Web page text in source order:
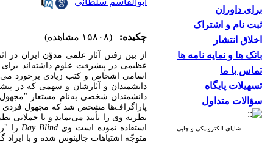
برای داوران
ثبت نام و اشتراک
اخلاق انتشار
بانک ها و نمایه نامه ها
تماس با ما
تسهیلات پایگاه
سؤالات متداول
شاپای الکترونیکی و چاپی
چکیده: (۱۵۸۰۸ مشاهده)
از بین‌‌ رفتن آثار علمی مدوّن ایران در
‌عظیمی در پیشرفت علوم داشته‌اند برای
اسامی اشخاص و کتب زیادی برخورد
پاراگراف‌ها مشخص شد که مجهول فردی
نظریه وی را تأیید می‌نماید و با
استفاده نموده است ویDay Blind را
متوجّه اشتباهات جالینوس شده و با